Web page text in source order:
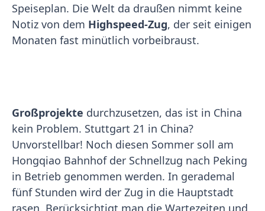
Speiseplan. Die Welt da draußen nimmt keine
Notiz von dem Highspeed-Zug, der seit einigen
Monaten fast minütlich vorbeibraust.
Großprojekte durchzusetzen, das ist in China
kein Problem. Stuttgart 21 in China?
Unvorstellbar! Noch diesen Sommer soll am
Hongqiao Bahnhof der Schnellzug nach Peking
in Betrieb genommen werden. In gerademal
fünf Stunden wird der Zug in die Hauptstadt
rasen. Berücksichtigt man die Wartezeiten und